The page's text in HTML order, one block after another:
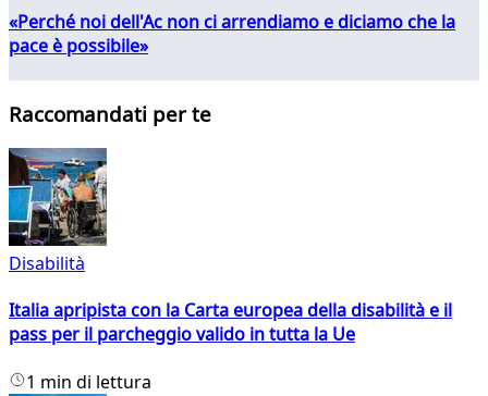
«Perché noi dell'Ac non ci arrendiamo e diciamo che la
pace è possibile»
Raccomandati per te
Disabilità
Italia apripista con la Carta europea della disabilità e il
pass per il parcheggio valido in tutta la Ue
1 min di lettura